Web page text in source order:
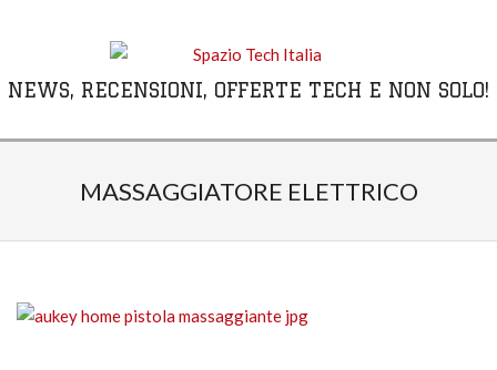
NEWS, RECENSIONI, OFFERTE TECH E NON SOLO!
MASSAGGIATORE ELETTRICO